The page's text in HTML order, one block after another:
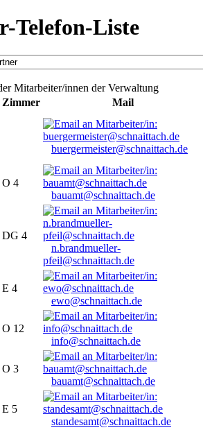
Telefon-Liste
Mitarbeiter/innen der Verwaltung
Zimmer
Mail
buergermeister@schnaittach.de
O 4
bauamt@schnaittach.de
DG 4
n.brandmueller-
pfeil@schnaittach.de
E 4
ewo@schnaittach.de
O 12
info@schnaittach.de
O 3
bauamt@schnaittach.de
E 5
standesamt@schnaittach.de